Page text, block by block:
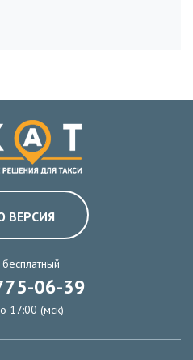
ВЕРСИЯ
06-39
17:00 (мск)